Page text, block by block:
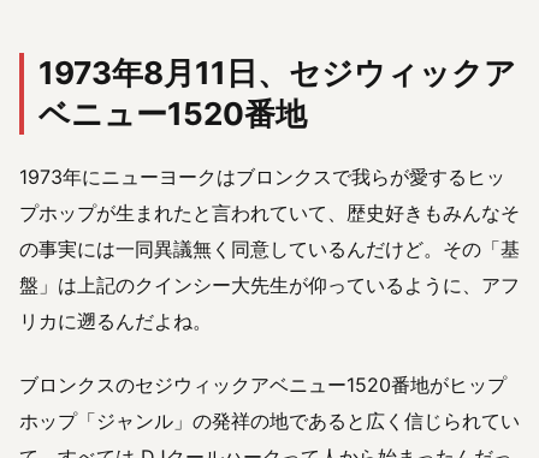
1973年8月11日、セジウィックア
ベニュー1520番地
1973年にニューヨークはブロンクスで我らが愛するヒッ
プホップが生まれたと言われていて、歴史好きもみんなそ
の事実には一同異議無く同意しているんだけど。その「基
盤」は上記のクインシー大先生が仰っているように、アフ
リカに遡るんだよね。
ブロンクスのセジウィックアベニュー1520番地がヒップ
ホップ「ジャンル」の発祥の地であると広く信じられてい